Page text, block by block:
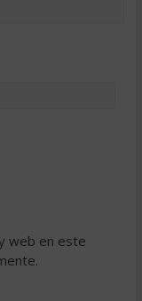
web en este